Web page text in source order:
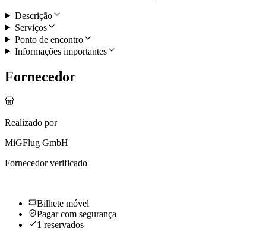
Descrição
Serviços
Ponto de encontro
Informações importantes
Fornecedor
Realizado por
MiGFlug GmbH
Fornecedor verificado
Bilhete móvel
Pagar com segurança
1 reservados